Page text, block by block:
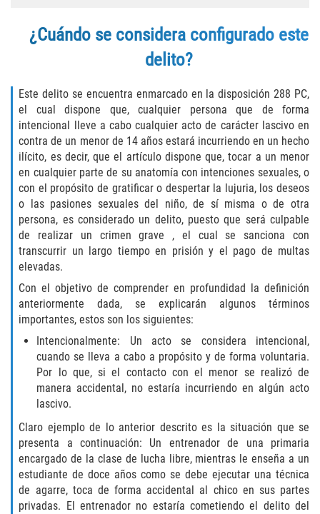
Certificado de Rehabilitación
Eliminación de Antecedentes Penales
Libertad Condicional Bajo Palabra
Sello de Registros de Arresto
Petición para Anular una Condena
por Asesinato
Violación de la Libertad Condicional
Conducir Bajo la Influencia de Drogas
(DUID)
Delincuencia Juvenil
Audiencias de Disposición
Audiencias de Detención
Audiencias de Transferencia
Derechos de los Padres en Casos
Juveniles
Desviación Informal Juvenil
La Ley de los Tres Delitos y Fuera
¿Cuándo se considera configurado este
delito?
Este delito se encuentra enmarcado en la disposición 288 PC,
el cual dispone que, cualquier persona que de forma
intencional lleve a cabo cualquier acto de carácter lascivo en
contra de un menor de 14 años estará incurriendo en un hecho
ilícito, es decir, que el artículo dispone que, tocar a un menor
en cualquier parte de su anatomía con intenciones sexuales, o
con el propósito de gratificar o despertar la lujuria, los deseos
o las pasiones sexuales del niño, de sí misma o de otra
persona, es considerado un delito, puesto que será culpable
de realizar un crimen grave , el cual se sanciona con
transcurrir un largo tiempo en prisión y el pago de multas
elevadas.
Con el objetivo de comprender en profundidad la definición
anteriormente dada, se explicarán algunos términos
importantes, estos son los siguientes:
Intencionalmente: Un acto se considera intencional,
cuando se lleva a cabo a propósito y de forma voluntaria.
Por lo que, si el contacto con el menor se realizó de
manera accidental, no estaría incurriendo en algún acto
lascivo.
Claro ejemplo de lo anterior descrito es la situación que se
presenta a continuación: Un entrenador de una primaria
encargado de la clase de lucha libre, mientras le enseña a un
estudiante de doce años como se debe ejecutar una técnica
de agarre, toca de forma accidental al chico en sus partes
privadas. El entrenador no estaría cometiendo el delito del